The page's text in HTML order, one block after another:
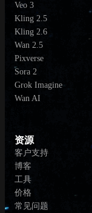
Veo 3
Kling 2.5
Kling 2.6
Wan 2.5
Pixverse
Sora 2
Grok Imagine
Wan AI
资源
客户支持
博客
工具
价格
常见问题